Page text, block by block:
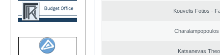
Kouvelis Fotios -
Katsanevas